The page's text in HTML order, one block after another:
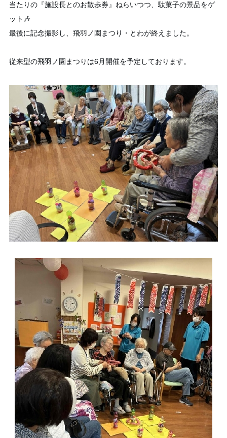
当たりの『施設長とのお散歩券』ねらいつつ、駄菓子の景品をゲ
ット🎶
最後に記念撮影し、飛羽ノ園まつり・とわが終えました。
従来型の飛羽ノ園まつりは6月開催を予定しております。